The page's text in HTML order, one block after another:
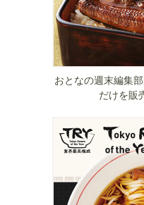
おとなの週末編集
だけを販